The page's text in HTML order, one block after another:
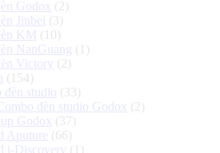
Godox (2)
Jinbei (3)
KM (10)
NanGuang (1)
Victory (2)
(154)
đèn studio (33)
đèn studio Godox (2)
Godox (37)
Aputure (66)
i-Discovery (1)